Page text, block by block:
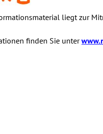
liegt zur
finden Sie unter